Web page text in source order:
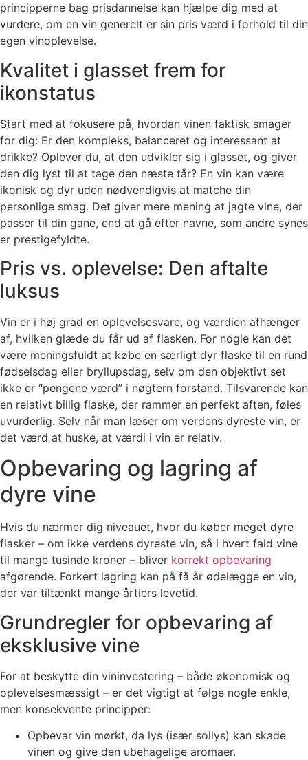
principperne bag prisdannelse kan hjælpe dig med at
vurdere, om en vin generelt er sin pris værd i forhold til din
egen vinoplevelse.
Kvalitet i glasset frem for
ikonstatus
Start med at fokusere på, hvordan vinen faktisk smager
for dig: Er den kompleks, balanceret og interessant at
drikke? Oplever du, at den udvikler sig i glasset, og giver
den dig lyst til at tage den næste tår? En vin kan være
ikonisk og dyr uden nødvendigvis at matche din
personlige smag. Det giver mere mening at jagte vine, der
passer til din gane, end at gå efter navne, som andre synes
er prestigefyldte.
Pris vs. oplevelse: Den aftalte
luksus
Vin er i høj grad en oplevelsesvare, og værdien afhænger
af, hvilken glæde du får ud af flasken. For nogle kan det
være meningsfuldt at købe en særligt dyr flaske til en rund
fødselsdag eller bryllupsdag, selv om den objektivt set
ikke er “pengene værd” i nøgtern forstand. Tilsvarende kan
en relativt billig flaske, der rammer en perfekt aften, føles
uvurderlig. Selv når man læser om verdens dyreste vin, er
det værd at huske, at værdi i vin er relativ.
Opbevaring og lagring af
dyre vine
Hvis du nærmer dig niveauet, hvor du køber meget dyre
flasker – om ikke verdens dyreste vin, så i hvert fald vine
til mange tusinde kroner – bliver korrekt opbevaring
afgørende. Forkert lagring kan på få år ødelægge en vin,
der var tiltænkt mange årtiers levetid.
Grundregler for opbevaring af
eksklusive vine
For at beskytte din vininvestering – både økonomisk og
oplevelsesmæssigt – er det vigtigt at følge nogle enkle,
men konsekvente principper:
Opbevar vin mørkt, da lys (især sollys) kan skade
vinen og give den ubehagelige aromaer.